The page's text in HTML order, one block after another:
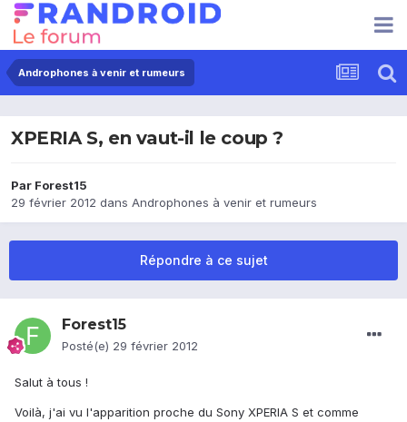
Androphones à venir et rumeurs
XPERIA S, en vaut-il le coup ?
Par Forest15
29 février 2012 dans Androphones à venir et rumeurs
Répondre à ce sujet
Forest15
Posté(e) 29 février 2012
Salut à tous !
Voilà, j'ai vu l'apparition proche du Sony XPERIA S et comme